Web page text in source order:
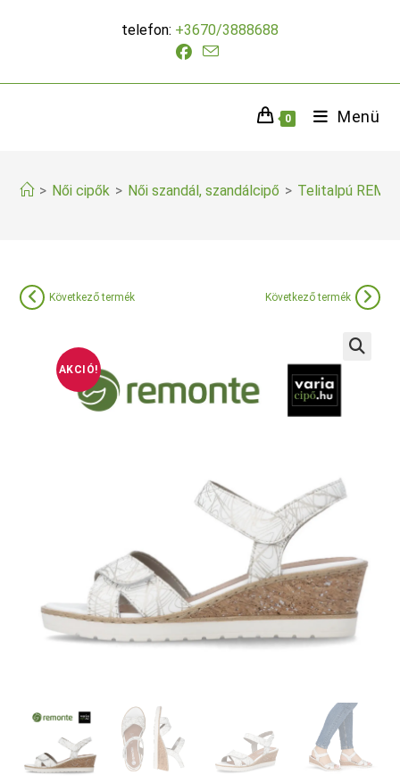
telefon: +3670/3888688
0 Menü
> Női cipők > Női szandál, szandálcipő > Telitalpú
AKCIÓ!
Következő termék Következő termék